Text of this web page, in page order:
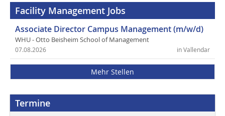
Facility Management Jobs
Associate Director Campus Management (m/w/d)
WHU - Otto Beisheim School of Management
in Vallendar
07.08.2026
Mehr Stellen
Termine